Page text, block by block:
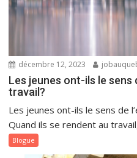
décembre 12, 2023
Les jeunes ont-ils le sens
travail?
Les jeunes ont-ils le sens de
Quand ils se rendent au
Blogue